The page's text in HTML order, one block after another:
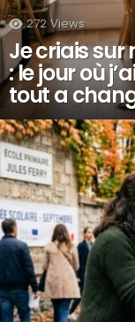
272 Views
Je criais sur
: le jour où
tout a